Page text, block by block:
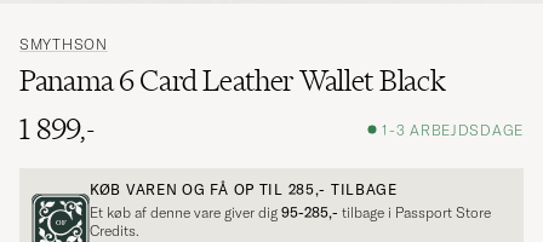
SMYTHSON
Panama 6 Card Leather Wallet Black
1 899,-
1-3 ARBEJDSDAGE
KØB VAREN OG FÅ OP TIL 285,- TILBAGE
Et køb af denne vare giver dig 95-285,- tilbage i Passport Store
Credits.